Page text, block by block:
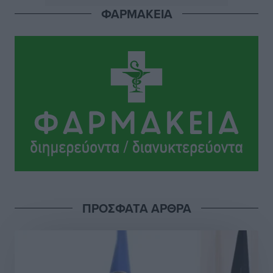
πριν 11 ώρες
ΠΑΜΕ ΣΤΟΙΧΗΜΑ: Περισσότερα από 95 εκατομμύρια
ευρώ σε κέρδη μοίρασε τον Ιούλιο
Αθλητικά• πριν 11 ώρες
Ολοκλήρωση του έργου αναβάθμισης των
Γ.Σ. Διαγόρας: Στα «κυανέρυθρα» ο Janni Pembe
Σύλληψη 21χρονου για ναρκωτικά στη Ρόδο
ΦΑΡΜΑΚΕΙΑ
ΠΡΟΣΦΑΤΑ ΑΡΘΡΑ